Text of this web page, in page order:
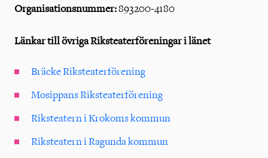
Organisationsnummer:893200-4180
Länkar till övriga Riksteaterföreningar i länet
Bräcke Riksteaterförening
Mosippans Riksteaterförening
Riksteatern i Krokoms kommun
Riksteatern i Ragunda kommun